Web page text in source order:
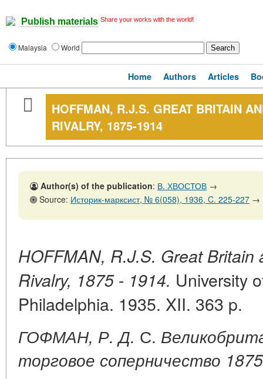
Publish materials Share your works with the world!
Malaysia World
Home Authors Articles
HOFFMAN, R.J.S. GREAT BRITAIN
RIVALRY, 1875-1914
Author(s) of the publication: В. ХВОСТОВ →
Source: Историк-марксист, № 6(058), 1936, C. 225-227 →
HOFFMAN, R.J.S. Great
Rivalry, 1875- 1914. University
Philadelphia. 1935. XII. 363 p.
ГОФМАН, Р. Д. С.
торговое соперничество